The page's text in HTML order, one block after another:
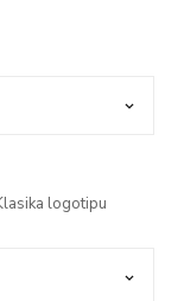
logotipu